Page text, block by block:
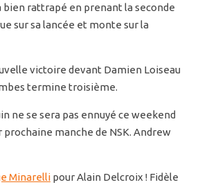
bien rattrapé en prenant la seconde
sur sa lancée et monte sur la
victoire devant Damien Loiseau
termine troisième.
ne se sera pas ennuyé ce weekend
manche de NSK. Andrew
Minarelli pour Alain Delcroix ! Fidèle